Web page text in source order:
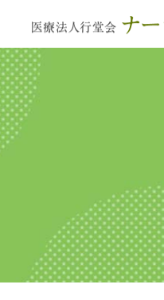
フォトアルバム
資料ダウンロード